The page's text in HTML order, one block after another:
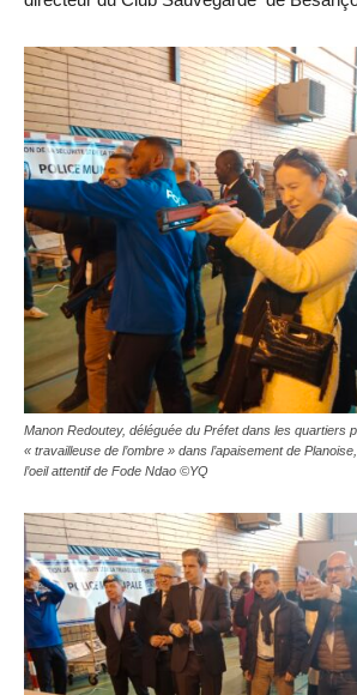
Manon Redoutey, déléguée du Préfet dans les quartiers
« travailleuse de l’ombre » dans l’apaisement de
l’oeil attentif de Fode Ndao ©YQ